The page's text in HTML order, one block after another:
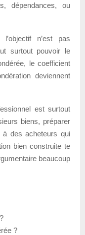
dépendances, ou
n’est pas
surtout pouvoir le
le coefficient
deviennent
est surtout
biens, préparer
des acheteurs qui
bien construite te
beaucoup
?